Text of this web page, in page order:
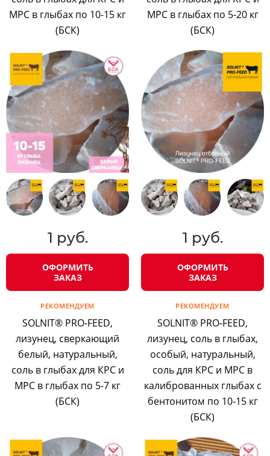
МРС в глыбах по 10-15 кг
(БСК)
1 руб.
ОФОРМИТЬ
ЗАКАЗ
МРС в глыбах по 5-20 кг
(БСК)
1 руб.
ОФОРМИТЬ
ЗАКАЗ
РЕКОМЕНДУЕМ
SOLNIT® PRO-FEED,
лизунец, сверкающий
белый, натуральный,
соль в глыбах для КРС и
МРС в глыбах по 5-7 кг
(БСК)
РЕКОМЕНДУЕМ
SOLNIT® PRO-FEED,
лизунец, соль в глыбах,
особый, натуральный,
соль для КРС и МРС в
калиброванных глыбах с
бентонитом по 10-15 кг
(БСК)